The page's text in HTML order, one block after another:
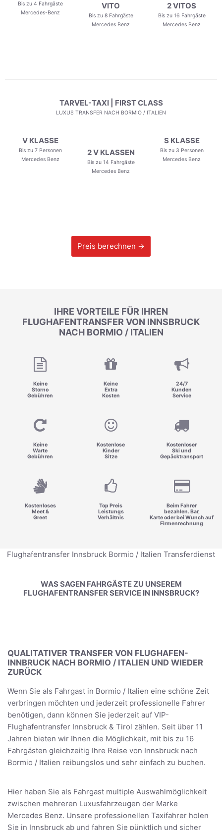
Bis zu 4 Fahrgäste
Mercedes-Benz
VITO
Bis zu 8 Fahrgäste
Mercedes Benz
2 VITOS
Bis zu 16 Fahrgäste
Mercedes Benz
TARVEL-TAXI | FIRST CLASS
LUXUS TRANSFER NACH BORMIO / ITALIEN
V KLASSE
Bis zu 7 Personen
Mercedes Benz
2 V KLASSEN
Bis zu 14 Fahrgäste
Mercedes Benz
S KLASSE
Bis zu 3 Personen
Mercedes Benz
Preis berechnen →
IHRE VORTEILE FÜR IHREN
FLUGHAFENTRANSFER VON INNSBRUCK
NACH BORMIO / ITALIEN
Keine
Storno
Gebühren
Keine
Extra
Kosten
24/7
Kunden
Service
Keine
Warte
Gebühren
Kostenlose
Kinder
Sitze
Kostenloser
Ski und
Gepäcktransport
Kostenloses
Meet &
Greet
Top Preis
Leistungs
Verhältnis
Beim Fahrer
bezahlen. Bar,
Karte oder bei Wunch auf
Firmenrechnung
Flughafentransfer Innsbruck Bormio / Italien Transferdienst
WAS SAGEN FAHRGÄSTE ZU UNSEREM
FLUGHAFENTRANSFER SERVICE IN INNSBRUCK?
QUALITATIVER TRANSFER VON FLUGHAFEN-
INNBRUCK NACH BORMIO / ITALIEN UND WIEDER
ZURÜCK
Wenn Sie als Fahrgast in Bormio / Italien eine schöne Zeit
verbringen möchten und jederzeit professionelle Fahrer
benötigen, dann können Sie jederzeit auf VIP-
Flughafentransfer Innsbruck & Tirol zählen. Seit über 11
Jahren bieten wir Ihnen die Möglichkeit, mit bis zu 16
Fahrgästen gleichzeitig Ihre Reise von Innsbruck nach
Bormio / Italien reibungslos und sehr einfach zu buchen.
Hier haben Sie als Fahrgast multiple Auswahlmöglichkeit
zwischen mehreren Luxusfahrzeugen der Marke
Mercedes Benz. Unsere professionellen Taxifahrer holen
Sie in Innsbruck ab und fahren Sie pünktlich und sicher